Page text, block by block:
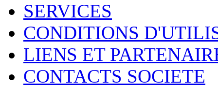
SERVICES
CONDITIONS
LIENS ET
CONTACTS SOCIETE